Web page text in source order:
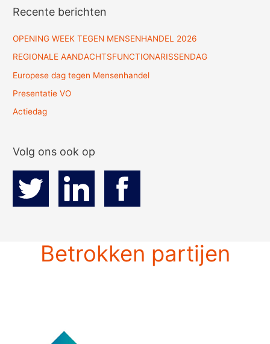
Recente berichten
OPENING WEEK TEGEN MENSENHANDEL 2026
REGIONALE AANDACHTSFUNCTIONARISSENDAG
Europese dag tegen Mensenhandel
Presentatie VO
Actiedag
Volg ons ook op
Betrokken partijen